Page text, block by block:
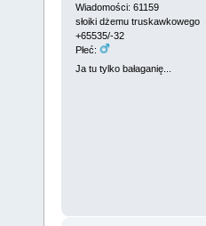
Wiadomości: 61159
słoiki dżemu truskawkowego
+65535/-32
Płeć:
Ja tu tylko bałaganię...